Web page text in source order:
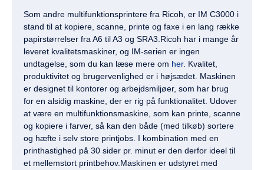
Som andre multifunktionsprintere fra Ricoh, er IM C3000 i
stand til at kopiere, scanne, printe og faxe i en lang række
papirstørrelser fra A6 til A3 og SRA3.Ricoh har i mange år
leveret kvalitetsmaskiner, og IM-serien er ingen
undtagelse, som du kan læse mere om her. Kvalitet,
produktivitet og brugervenlighed er i højsædet. Maskinen
er designet til kontorer og arbejdsmiljøer, som har brug
for en alsidig maskine, der er rig på funktionalitet. Udover
at være en multifunktionsmaskine, som kan printe, scanne
og kopiere i farver, så kan den både (med tilkøb) sortere
og hæfte i selv store printjobs. I kombination med en
printhastighed på 30 sider pr. minut er den derfor ideel til
et mellemstort printbehov.Maskinen er udstyret med